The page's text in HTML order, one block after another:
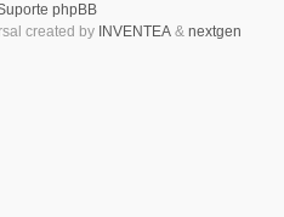
phpBB
created by INVENTEA& nextgen